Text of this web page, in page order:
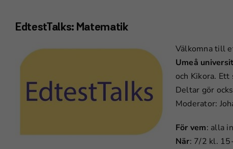
EdtestTalks: Matematik
Välkomna till
Umeå
och Kikora.
Deltar gör
Moderator:
För vem: alla
När: 7/2 kl.